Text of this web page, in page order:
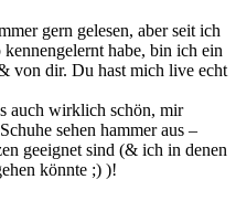
gern gelesen, aber seit ich
habe, bin ich ein
von dir. Du hast mich live echt
auch wirklich schön, mir
sehen hammer aus –
geeignet sind (& ich in denen
könnte ;) )!